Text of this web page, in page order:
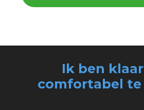
Ik ben
comfortabel te